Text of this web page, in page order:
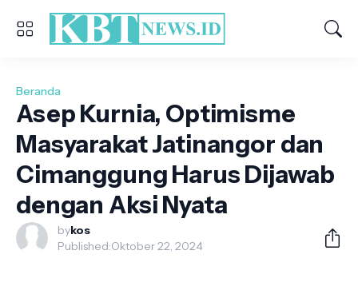
Beranda
Asep Kurnia, Optimisme
Masyarakat Jatinangor dan
Cimanggung Harus Dijawab
dengan Aksi Nyata
bykos
Published:Oktober 22, 2024